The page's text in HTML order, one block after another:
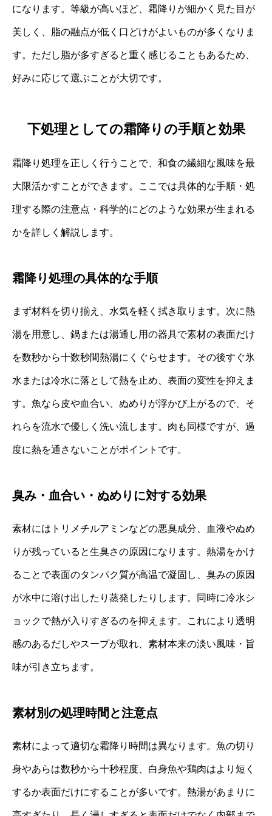
になります。等級が高いほど、霜降りが細かく見た目が
美しく、脂の融点が低く口どけがよいものが多くなりま
す。ただし脂が多すぎると重く感じることもあるため、
好みに応じて選ぶことが大切です。
下処理としての霜降りの手順と効果
霜降り処理を正しく行うことで、和食の繊細な風味を最
大限活かすことができます。ここでは具体的な手順・処
理する際の注意点・科学的にどのような効果が生まれる
かを詳しく解説します。
霜降り処理の具体的な手順
まず材料を切り揃え、水気を軽く拭き取ります。次に熱
湯を用意し、鍋または湯通し用の器具で素材の表面だけ
を数秒から十数秒間熱湯にくぐらせます。その後すぐ氷
水または冷水に落として熱を止め、表面の変性を抑えま
す。魚なら皮や血合い、ぬめりが浮かび上がるので、そ
れらを流水で優しく洗い流します。肉も同様ですが、過
度に熱を通さないことがポイントです。
臭み・血合い・ぬめりに対する効果
素材にはトリメチルアミンなどの悪臭成分、血液やぬめ
りが残っていると生臭さの原因になります。熱湯をかけ
ることで表面のタンパク質が高温で凝固し、臭みの原因
が水中に溶け出したり蒸発したりします。同時に冷水シ
ョックで熱が入りすぎるのを抑えます。これにより透明
感のあるだしやスープが取れ、素材本来の淡い風味・旨
味が引き立ちます。
素材別の処理時間と注意点
素材によって適切な霜降り時間は異なります。魚の切り
身やあらは数秒から十秒程度、白身魚や鶏肉はより短く
するか表面だけにすることが多いです。熱湯があまりに